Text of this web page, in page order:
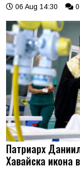
06 Aug 14:30 0
Патриарх
Хавайска икона